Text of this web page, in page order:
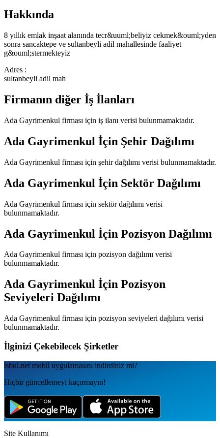
Hakkında
8 yıllık emlak inşaat alanında tecr&uuml;beliyiz cekmek&ouml;yden
sonra sancaktepe ve sultanbeyli adil mahallesinde faaliyet
g&ouml;stermekteyiz
Adres :
sultanbeyli adil mah
Firmanın diğer İş İlanları
Ada Gayrimenkul firması için iş ilanı verisi bulunmamaktadır.
Ada Gayrimenkul İçin Şehir Dağılımı
Ada Gayrimenkul firması için şehir dağılımı verisi bulunmamaktadır.
Ada Gayrimenkul İçin Sektör Dağılımı
Ada Gayrimenkul firması için sektör dağılımı verisi
bulunmamaktadır.
Ada Gayrimenkul İçin Pozisyon Dağılımı
Ada Gayrimenkul firması için pozisyon dağılımı verisi
bulunmamaktadır.
Ada Gayrimenkul İçin Pozisyon
Seviyeleri Dağılımı
Ada Gayrimenkul firması için pozisyon seviyeleri dağılımı verisi
bulunmamaktadır.
İlginizi Çekebilecek Şirketler
isbul.net mobil uygulamаsını indirdiniz mi?
Hiçbir güncellemeyi kaçırmayın!
Site Kullanımı